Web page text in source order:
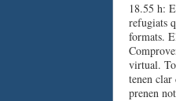
18.55 h:
refugiats
formats.
virtual.
tenen
prenen